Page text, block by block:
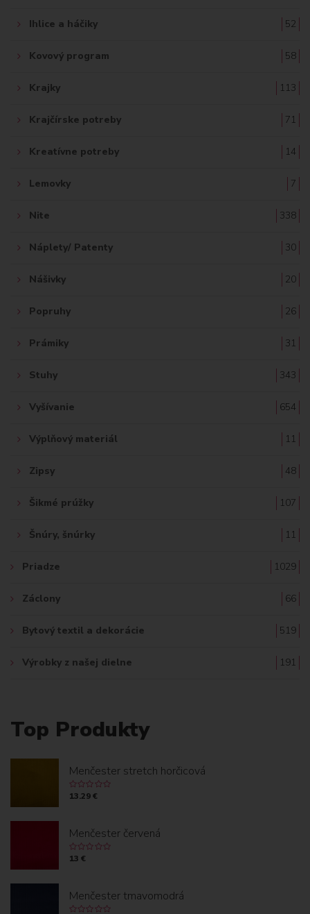
Ihlice a háčiky 52
Kovový program 58
Krajky 113
Krajčírske potreby 71
Kreatívne potreby 14
Lemovky 7
Nite 338
Náplety/ Patenty 30
Nášivky 20
Popruhy 26
Prámiky 31
Stuhy 343
Vyšívanie 654
Výplňový materiál 11
Zipsy 48
Šikmé prúžky 107
Šnúry, šnúrky 11
Priadze 1029
Záclony 66
Bytový textil a dekorácie 519
Výrobky z našej dielne 191
Top Produkty
Menčester stretch horčicová
13.29 €
Menčester červená
13 €
Menčester tmavomodrá